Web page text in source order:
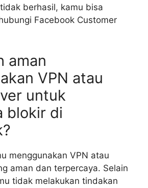
berhasil, kamu bisa
Facebook Customer
aman
VPN atau
untuk
blokir di
menggunakan VPN atau
aman dan terpercaya. Selain
tidak melakukan tindakan